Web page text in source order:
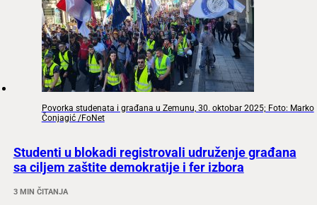
Povorka studenata i građana u Zemunu, 30. oktobar 2025; Foto: Marko
Čonjagić /FoNet
Studenti u blokadi registrovali udruženje građana
sa ciljem zaštite demokratije i fer izbora
3 MIN ČITANJA